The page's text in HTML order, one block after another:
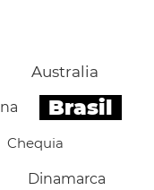
Australia
Brasil
Chequia
Dinamarca